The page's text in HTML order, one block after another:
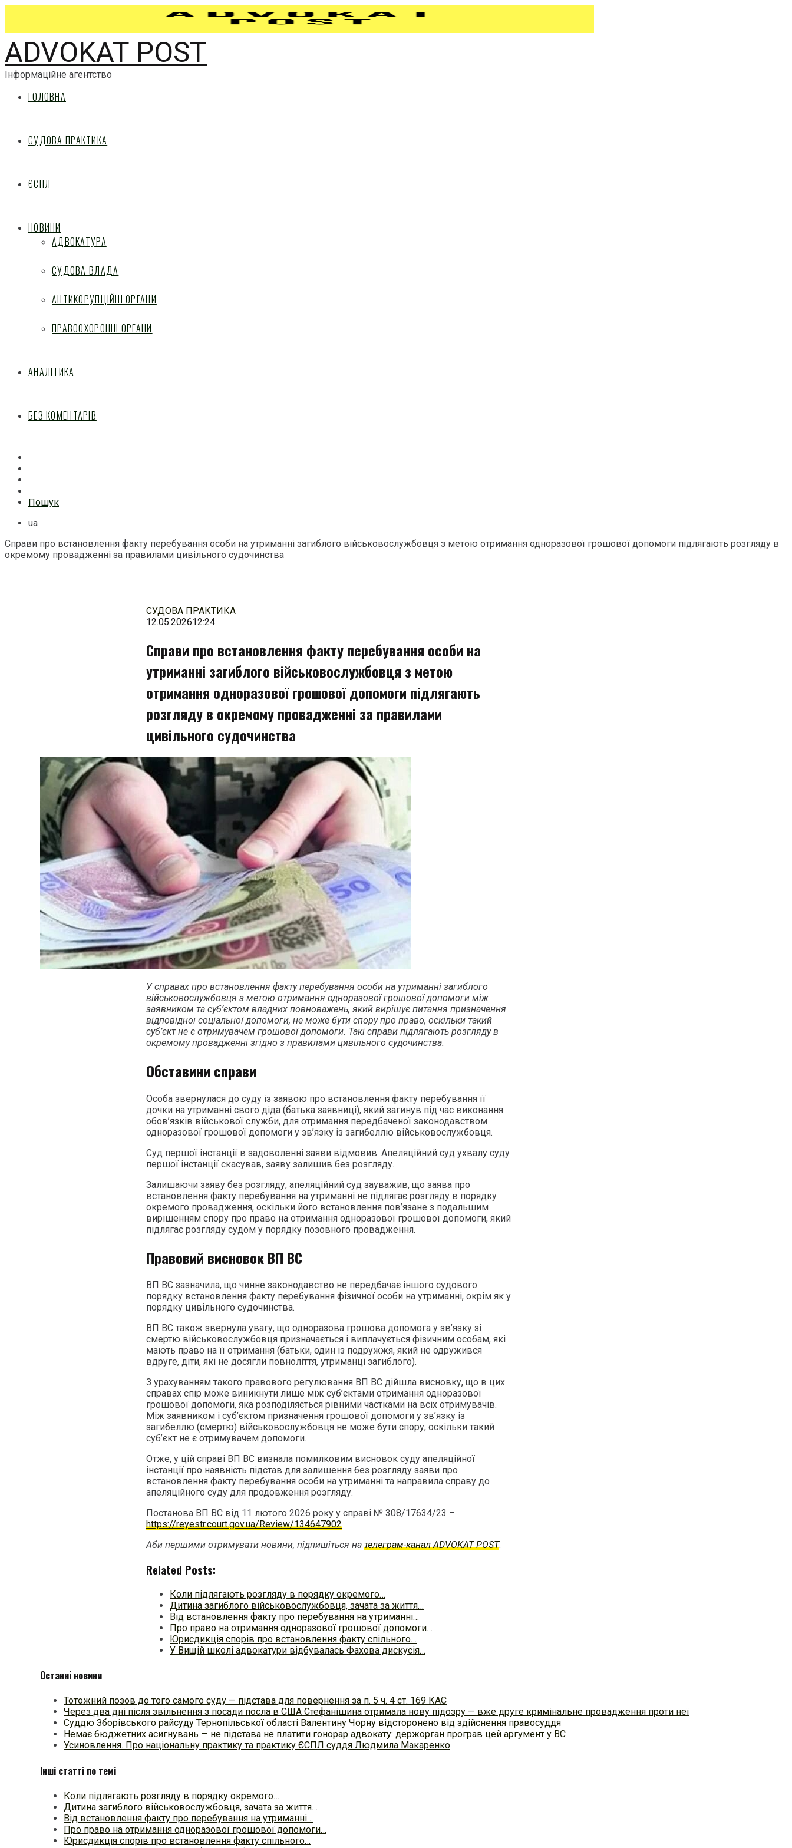
ADVOKAT POST
Інформаційне агентство
ГОЛОВНА
СУДОВА ПРАКТИКА
ЄСПЛ
НОВИНИ
АДВОКАТУРА
СУДОВА ВЛАДА
АНТИКОРУПЦІЙНІ ОРГАНИ
ПРАВООХОРОННІ ОРГАНИ
АНАЛІТИКА
БЕЗ КОМЕНТАРІВ
Пошук
ua
Справи про встановлення факту перебування особи на утриманні загиблого військовослужбовця з метою отримання одноразової грошової допомоги підлягають розгляду в
окремому провадженні за правилами цивільного судочинства
СУДОВА ПРАКТИКА
12.05.202612:24
Справи про встановлення факту перебування особи на
утриманні загиблого військовослужбовця з метою
отримання одноразової грошової допомоги підлягають
розгляду в окремому провадженні за правилами
цивільного судочинства
У справах про встановлення факту перебування особи на утриманні загиблого
військовослужбовця з метою отримання одноразової грошової допомоги між
заявником та суб’єктом владних повноважень, який вирішує питання призначення
відповідної соціальної допомоги, не може бути спору про право, оскільки такий
суб’єкт не є отримувачем грошової допомоги. Такі справи підлягають розгляду в
окремому провадженні згідно з правилами цивільного судочинства.
Обставини справи
Особа звернулася до суду із заявою про встановлення факту перебування її
дочки на утриманні свого діда (батька заявниці), який загинув під час виконання
обов’язків військової служби, для отримання передбаченої законодавством
одноразової грошової допомоги у зв’язку із загибеллю військовослужбовця.
Суд першої інстанції в задоволенні заяви відмовив. Апеляційний суд ухвалу суду
першої інстанції скасував, заяву залишив без розгляду.
Залишаючи заяву без розгляду, апеляційний суд зауважив, що заява про
встановлення факту перебування на утриманні не підлягає розгляду в порядку
окремого провадження, оскільки його встановлення пов’язане з подальшим
вирішенням спору про право на отримання одноразової грошової допомоги, який
підлягає розгляду судом у порядку позовного провадження.
Правовий висновок ВП ВС
ВП ВС зазначила, що чинне законодавство не передбачає іншого судового
порядку встановлення факту перебування фізичної особи на утриманні, окрім як у
порядку цивільного судочинства.
ВП ВС також звернула увагу, що одноразова грошова допомога у зв’язку зі
смертю військовослужбовця призначається і виплачується фізичним особам, які
мають право на її отримання (батьки, один із подружжя, який не одружився
вдруге, діти, які не досягли повноліття, утриманці загиблого).
З урахуванням такого правового регулювання ВП ВС дійшла висновку, що в цих
справах спір може виникнути лише між суб’єктами отримання одноразової
грошової допомоги, яка розподіляється рівними частками на всіх отримувачів.
Між заявником і суб’єктом призначення грошової допомоги у зв’язку із
загибеллю (смертю) військовослужбовця не може бути спору, оскільки такий
суб’єкт не є отримувачем допомоги.
Отже, у цій справі ВП ВС визнала помилковим висновок суду апеляційної
інстанції про наявність підстав для залишення без розгляду заяви про
встановлення факту перебування особи на утриманні та направила справу до
апеляційного суду для продовження розгляду.
Постанова ВП ВС від 11 лютого 2026 року у справі № 308/17634/23 –
https://reyestr.court.gov.ua/Review/134647902
Аби першими отримувати новини, підпишіться на телеграм-канал ADVOKAT POST.
Related Posts:
Коли підлягають розгляду в порядку окремого…
Дитина загиблого військовослужбовця, зачата за життя…
Від встановлення факту про перебування на утриманні…
Про право на отримання одноразової грошової допомоги…
Юрисдикція спорів про встановлення факту спільного…
У Вищій школі адвокатури відбувалась Фахова дискусія…
Останні новини
Тотожний позов до того самого суду — підстава для повернення за п. 5 ч. 4 ст. 169 КАС
Через два дні після звільнення з посади посла в США Стефанішина отримала нову підозру — вже друге кримінальне провадження проти неї
Суддю Зборівського райсуду Тернопільської області Валентину Чорну відсторонено від здійснення правосуддя
Немає бюджетних асигнувань — не підстава не платити гонорар адвокату: держорган програв цей аргумент у ВС
Усиновлення. Про національну практику та практику ЄСПЛ суддя Людмила Макаренко
Інші статті по темі
Коли підлягають розгляду в порядку окремого…
Дитина загиблого військовослужбовця, зачата за життя…
Від встановлення факту про перебування на утриманні…
Про право на отримання одноразової грошової допомоги…
Юрисдикція спорів про встановлення факту спільного…